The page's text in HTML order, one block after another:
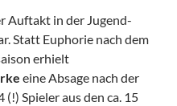
Auftakt in der Jugend-
Statt Euphorie nach dem
erhielt
eine Absage nach der
(!) Spieler aus den ca. 15